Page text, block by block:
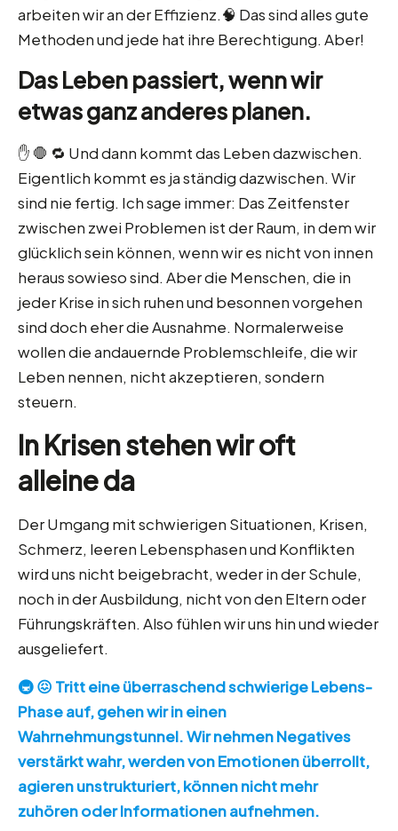
arbeiten wir an der Effizienz.🧠 Das sind alles gute
Methoden und jede hat ihre Berechtigung. Aber!
Das Leben passiert, wenn wir
etwas ganz anderes planen.
✋ 🛑 🔁 Und dann kommt das Leben dazwischen.
Eigentlich kommt es ja ständig dazwischen. Wir
sind nie fertig. Ich sage immer: Das Zeitfenster
zwischen zwei Problemen ist der Raum, in dem wir
glücklich sein können, wenn wir es nicht von innen
heraus sowieso sind. Aber die Menschen, die in
jeder Krise in sich ruhen und besonnen vorgehen
sind doch eher die Ausnahme. Normalerweise
wollen die andauernde Problemschleife, die wir
Leben nennen, nicht akzeptieren, sondern
steuern.
In Krisen stehen wir oft
alleine da
Der Umgang mit schwierigen Situationen, Krisen,
Schmerz, leeren Lebensphasen und Konflikten
wird uns nicht beigebracht, weder in der Schule,
noch in der Ausbildung, nicht von den Eltern oder
Führungskräften. Also fühlen wir uns hin und wieder
ausgeliefert.
🚇 😖 Tritt eine überraschend schwierige Lebens-
Phase auf, gehen wir in einen
Wahrnehmungstunnel. Wir nehmen Negatives
verstärkt wahr, werden von Emotionen überrollt,
agieren unstrukturiert, können nicht mehr
zuhören oder Informationen aufnehmen.